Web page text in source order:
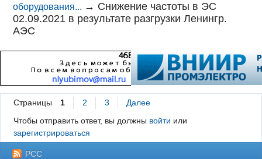
оборудования... → Снижение частоты в ЭС
02.09.2021 в результате разгрузки Ленингр.
АЭС
Страницы 1 2 3
Далее
Чтобы отправить ответ, вы должны войти или
зарегистрироваться
РСС